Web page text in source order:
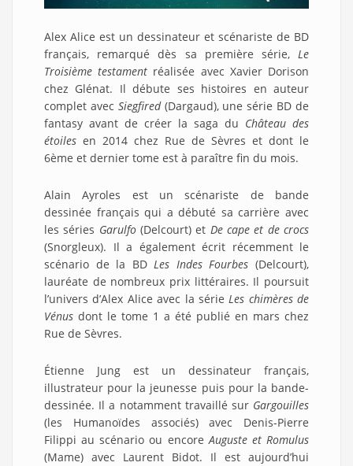
Alex Alice est un dessinateur et scénariste de BD
français, remarqué dès sa première série, Le
Troisième testament réalisée avec Xavier Dorison
chez Glénat. Il débute ses histoires en auteur
complet avec Siegfired (Dargaud), une série BD de
fantasy avant de créer la saga du Château des
étoiles en 2014 chez Rue de Sèvres et dont le
6ème et dernier tome est à paraître fin du mois.
Alain Ayroles est un scénariste de bande
dessinée français qui a débuté sa carrière avec
les séries Garulfo(Delcourt) et De cape et de crocs
(Snorgleux). Il a également écrit récemment le
scénario de la BDLes Indes Fourbes(Delcourt),
lauréate de nombreux prix littéraires. Il poursuit
l’univers d’Alex Alice avec la sérieLes chimères de
Vénus dont le tome 1 a été publié en mars chez
Rue de Sèvres.
Étienne Jung est un dessinateur français,
illustrateur pour la jeunesse puis pour la bande-
dessinée. Il a notamment travaillé sur Gargouilles
(les Humanoïdes associés) avec Denis-Pierre
Filippi au scénario ou encoreAuguste et Romulus
(Mame) avec Laurent Bidot. Il est aujourd’hui